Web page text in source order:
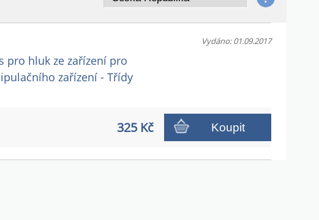
pro hluk ze zařízení pro
zařízení - Třídy
Vydáno: 01.09.2017
325 Kč Koupit